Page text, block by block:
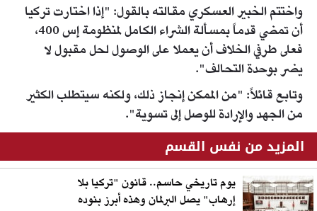
واختتم الخبير العسكري مقالته بالقول: "إذا اختارت تركيا
أن تمضي قدماً بمسألة الشراء الكامل لمنظومة إس 400،
فعلى طرفي الخلاف أن يعملا على الوصول لحل مقبول لا
يضر بوحدة التحالف".
وتابع قائلاً: "من الممكن إنجاز ذلك، ولكنه سيتطلب الكثير
من الجهد والإرادة للوصل إلى تسوية".
المزيد من نفس القسم
يوم تاريخي حاسم.. قانون "تركيا بلا
إرهاب" يصل البرلمان وهذه أبرز بنوده